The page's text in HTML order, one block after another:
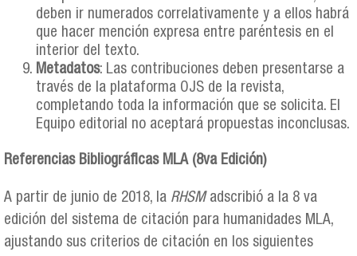
deben ir numerados correlativamente y a ellos habrá
que hacer mención expresa entre paréntesis en el
interior del texto.
Metadatos: Las contribuciones deben presentarse a
través de la plataforma OJS de la revista,
completando toda la información que se solicita. El
Equipo editorial no aceptará propuestas inconclusas.
Referencias Bibliográficas MLA (8va Edición)
A partir de junio de 2018, la RHSMadscribió a la 8 va
edición del sistema de citación para humanidades MLA,
ajustando sus criterios de citación en los siguientes